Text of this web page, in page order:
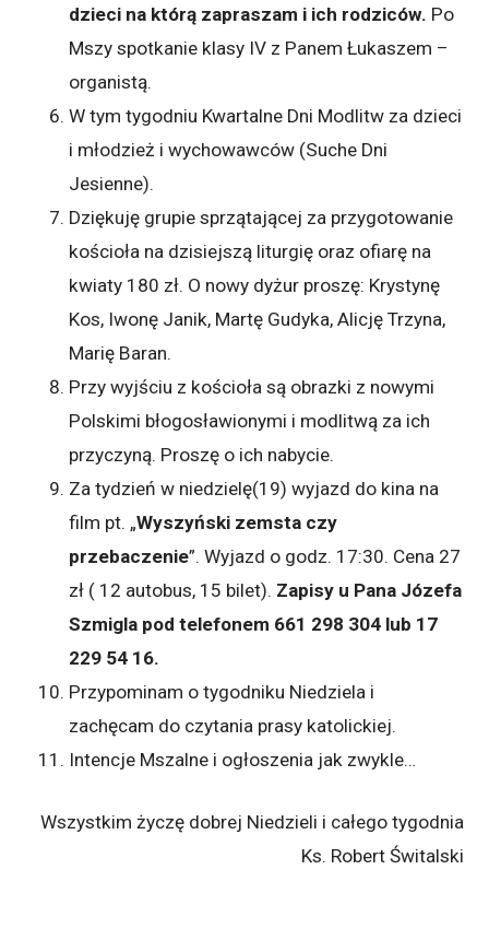
dzieci na którą zapraszam i ich rodziców. Po
Mszy spotkanie klasy IV z Panem Łukaszem –
organistą.
W tym tygodniu Kwartalne Dni Modlitw za dzieci
i młodzież i wychowawców (Suche Dni
Jesienne).
Dziękuję grupie sprzątającej za przygotowanie
kościoła na dzisiejszą liturgię oraz ofiarę na
kwiaty 180 zł. O nowy dyżur proszę: Krystynę
Kos, Iwonę Janik, Martę Gudyka, Alicję Trzyna,
Marię Baran.
Przy wyjściu z kościoła są obrazki z nowymi
Polskimi błogosławionymi i modlitwą za ich
przyczyną. Proszę o ich nabycie.
Za tydzień w niedzielę(19) wyjazd do kina na
film pt. „Wyszyński zemsta czy
przebaczenie”. Wyjazd o godz. 17:30. Cena 27
zł ( 12 autobus, 15 bilet). Zapisy u Pana Józefa
Szmigla pod telefonem 661 298 304 lub 17
229 54 16.
Przypominam o tygodniku Niedziela i
zachęcam do czytania prasy katolickiej.
Intencje Mszalne i ogłoszenia jak zwykle…
Wszystkim życzę dobrej Niedzieli i całego tygodnia
Ks. Robert Świtalski